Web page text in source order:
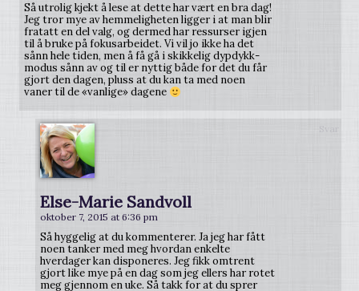
Så utrolig kjekt å lese at dette har vært en bra dag!
Jeg tror mye av hemmeligheten ligger i at man blir
fratatt en del valg, og dermed har ressurser igjen
til å bruke på fokusarbeidet. Vi vil jo ikke ha det
sånn hele tiden, men å få gå i skikkelig dypdykk-
modus sånn av og til er nyttig både for det du får
gjort den dagen, pluss at du kan ta med noen
vaner til de «vanlige» dagene
Else-Marie Sandvoll
oktober 7, 2015 at 6:36 pm
Så hyggelig at du kommenterer. Ja jeg har fått
noen tanker med meg hvordan enkelte
hverdager kan disponeres. Jeg fikk omtrent
gjort like mye på en dag som jeg ellers har rotet
meg gjennom en uke. Så takk for at du sprer